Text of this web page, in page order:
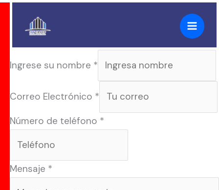
Ingrese su nombre *
Correo Electrónico *
Número de teléfono *
Mensaje *